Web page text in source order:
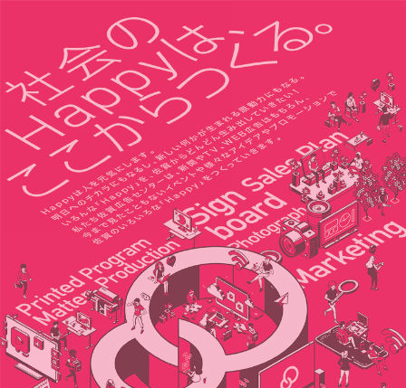
HOME ホーム
NEWS お知らせ
RECRUIT リクルート
WORKS 実績
CONTACT お問い合わせ
ABOUT 佐賀広告センターとは
FACEBOOK フェイスブック